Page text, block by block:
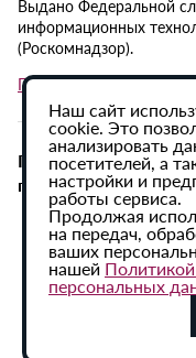
Выдано Федеральной
информационных
(Роскомнадзор).
Политика в отношении
При использовании
гиперссылка на ИА
Наш сайт
cookie. Это
анализировать
посетителей, а
настройки и
работы сервиса.
Продолжая
на передач,
ваших
нашей
персональных